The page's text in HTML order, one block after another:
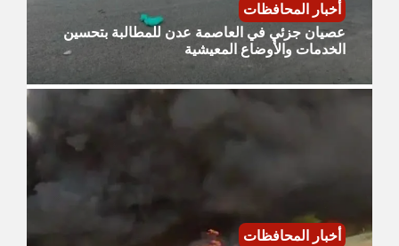
أخبار المحافظات
عصيان جزئي في العاصمة عدن للمطالبة بتحسين
الخدمات والأوضاع المعيشية
أخبار المحافظات